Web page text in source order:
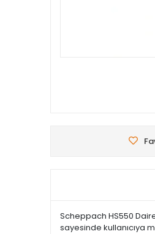
Scheppach HS550
sayesinde kullanıcıya